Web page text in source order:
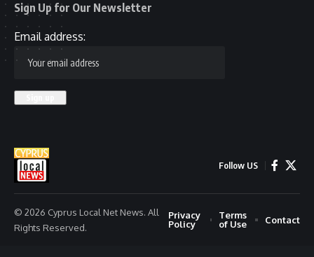
Sign Up for Our Newsletter
Email address:
Follow US
© 2026 Cyprus Local Net News. All
Rights Reserved.
Privacy
Policy
Terms
of Use
Contact